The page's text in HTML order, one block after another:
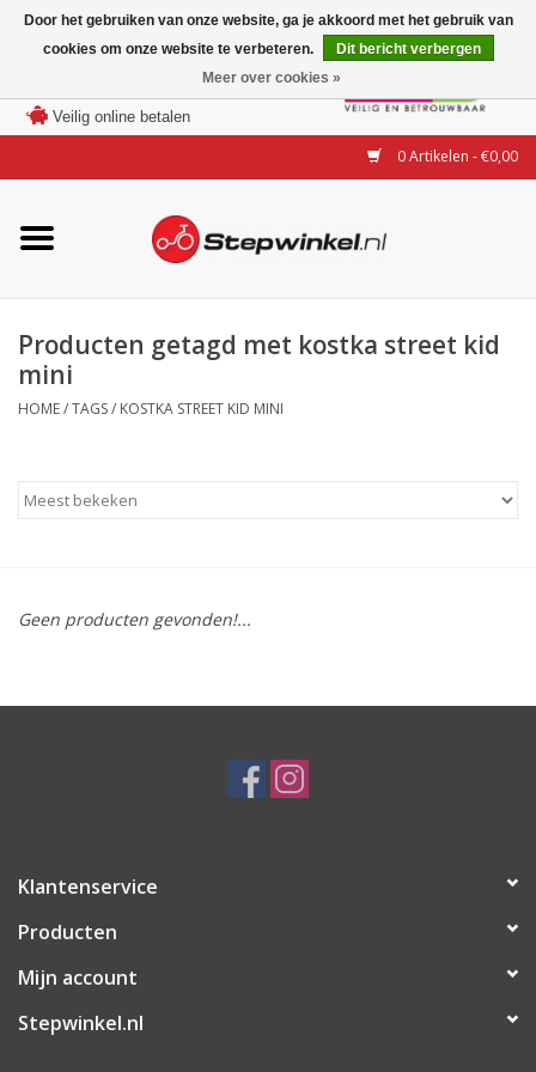
Veilig online betalen
0 Artikelen - €0,00
Merken
Modellen
Accessoires
Steps huren of uitproberen
Producten getagd met kostka street kid
mini
HOME/TAGS/ KOSTKA STREET KID MINI
Geen producten gevonden!...
Klantenservice
Producten
Mijn account
Stepwinkel.nl
Door het gebruiken van onze website, ga je akkoord met het gebruik van
cookies om onze website te verbeteren.
Dit bericht verbergen
Meer over cookies »